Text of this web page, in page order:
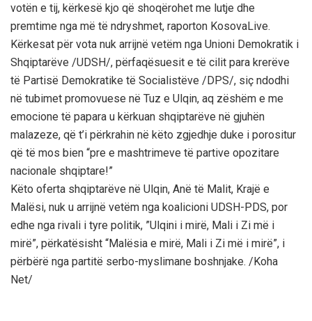
votën e tij, kërkesë kjo që shoqërohet me lutje dhe
premtime nga më të ndryshmet, raporton KosovaLive.
Kërkesat për vota nuk arrijnë vetëm nga Unioni Demokratik i
Shqiptarëve /UDSH/, përfaqësuesit e të cilit para krerëve
të Partisë Demokratike të Socialistëve /DPS/, siç ndodhi
në tubimet promovuese në Tuz e Ulqin, aq zëshëm e me
emocione të papara u kërkuan shqiptarëve në gjuhën
malazeze, që t’i përkrahin në këto zgjedhje duke i porositur
që të mos bien “pre e mashtrimeve të partive opozitare
nacionale shqiptare!”
Këto oferta shqiptarëve në Ulqin, Anë të Malit, Krajë e
Malësi, nuk u arrijnë vetëm nga koalicioni UDSH-PDS, por
edhe nga rivali i tyre politik, ”Ulqini i mirë, Mali i Zi më i
mirë”, përkatësisht “Malësia e mirë, Mali i Zi më i mirë”, i
përbërë nga partitë serbo-myslimane boshnjake. /Koha
Net/